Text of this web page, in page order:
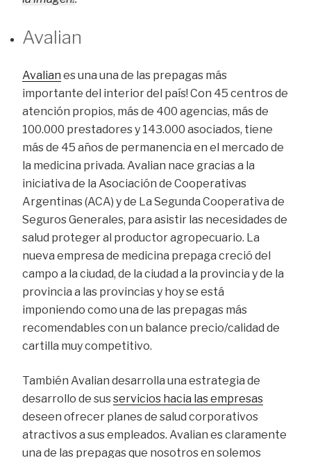
Avalian
Avalian es una una de las prepagas más
importante del interior del país! Con 45 centros de
atención propios, más de 400 agencias, más de
100.000 prestadores y 143.000 asociados, tiene
más de 45 años de permanencia en el mercado de
la medicina privada. Avalian nace gracias a la
iniciativa de la Asociación de Cooperativas
Argentinas (ACA) y de La Segunda Cooperativa de
Seguros Generales, para asistir las necesidades de
salud proteger al productor agropecuario. La
nueva empresa de medicina prepaga creció del
campo a la ciudad, de la ciudad a la provincia y de la
provincia a las provincias y hoy se está
imponiendo como una de las prepagas más
recomendables con un balance precio/calidad de
cartilla muy competitivo.
También Avalian desarrolla una estrategia de
desarrollo de susservicios hacia las empresas
deseen ofrecer planes de salud corporativos
atractivos a sus empleados. Avalian es claramente
una de las prepagas que nosotros en solemos